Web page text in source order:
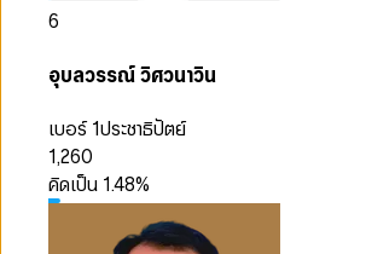
6
อุบลวรรณ์ วิศวนาวิน
เบอร์ 1ประชาธิปัตย์
1,260
คิดเป็น 1.48%